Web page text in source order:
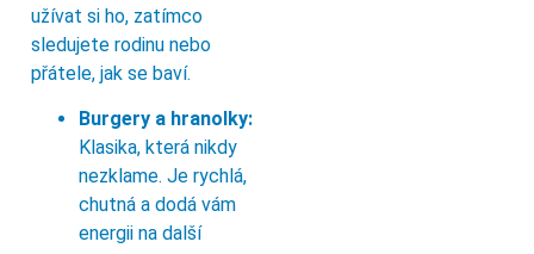
užívat si ho, zatímco
sledujete rodinu nebo
přátele, jak se baví.
Burgery a hranolky:
Klasika, která nikdy
nezklame. Je rychlá,
chutná a dodá vám
energii na další